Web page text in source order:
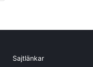
Sajtlänkar